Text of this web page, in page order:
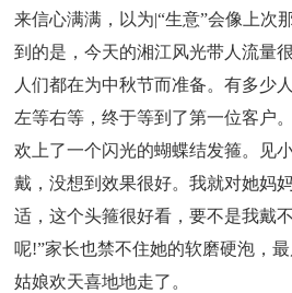
来信心满满，以为|“生意”会像上次
到的是，今天的湘江风光带人流量
人们都在为中秋节而准备。有多少
左等右等，终于等到了第一位客户
欢上了一个闪光的蝴蝶结发箍。见
戴，没想到效果很好。我就对她妈
适，这个头箍很好看，要不是我戴
呢!”家长也禁不住她的软磨硬泡，
姑娘欢天喜地地走了。